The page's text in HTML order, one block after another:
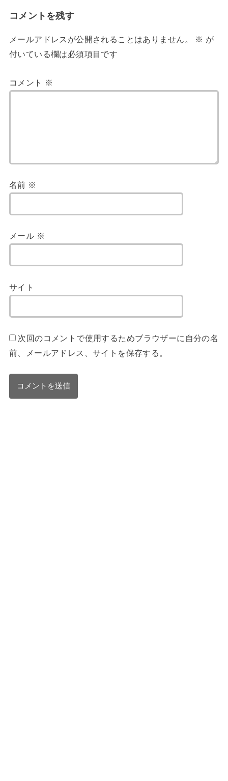
コメントを残す
メールアドレスが公開されることはありません。 ※ が
付いている欄は必須項目です
コメント ※
名前 ※
メール ※
サイト
次回のコメントで使用するためブラウザーに自分の名
前、メールアドレス、サイトを保存する。